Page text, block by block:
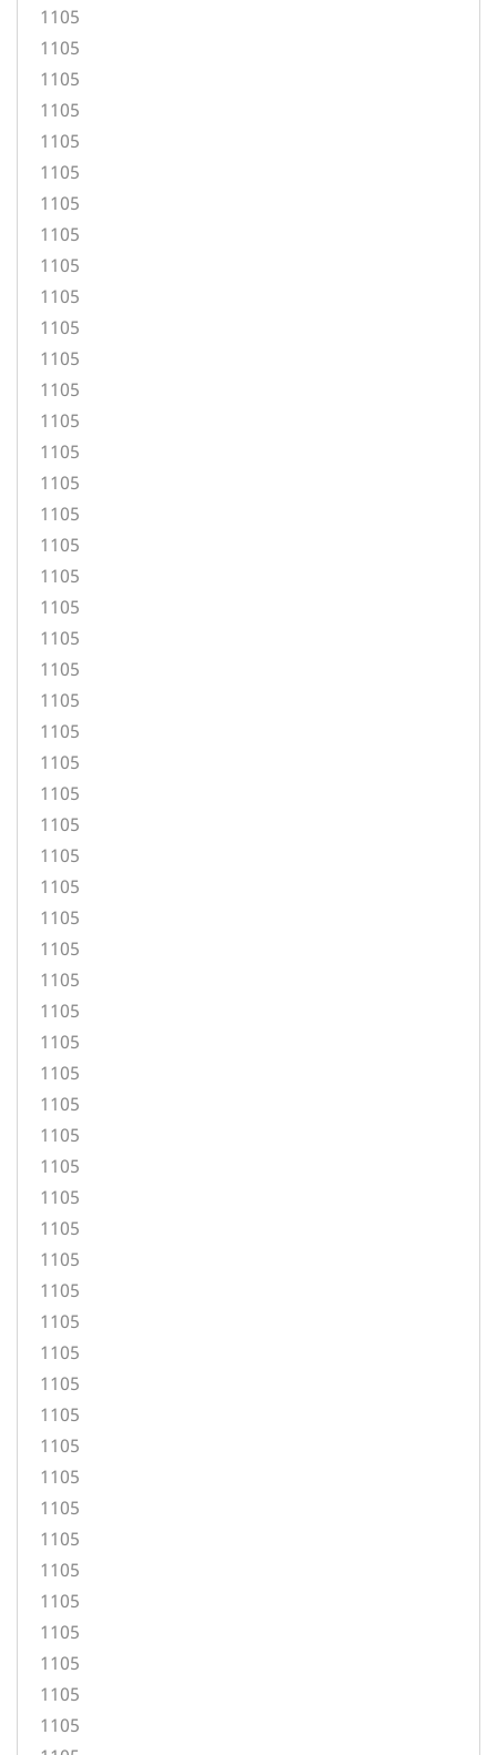
1105
1105
1105
1105
1105
1105
1105
1105
1105
1105
1105
1105
1105
1105
1105
1105
1105
1105
1105
1105
1105
1105
1105
1105
1105
1105
1105
1105
1105
1105
1105
1105
1105
1105
1105
1105
1105
1105
1105
1105
1105
1105
1105
1105
1105
1105
1105
1105
1105
1105
1105
1105
1105
1105
1105
1105